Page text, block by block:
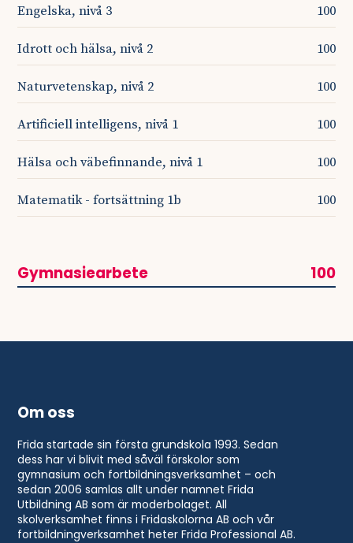
Engelska, nivå 3 100
Idrott och hälsa, nivå 2 100
Naturvetenskap, nivå 2 100
Artificiell intelligens, nivå 1 100
Hälsa och väbefinnande, nivå 1 100
Matematik - fortsättning 1b 100
Gymnasiearbete 100
Om oss
Frida startade sin första grundskola 1993. Sedan
dess har vi blivit med såväl förskolor som
gymnasium och fortbildningsverksamhet – och
sedan 2006 samlas allt under namnet Frida
Utbildning AB som är moderbolaget. All
skolverksamhet finns i Fridaskolorna AB och vår
fortbildningverksamhet heter Frida Professional AB.